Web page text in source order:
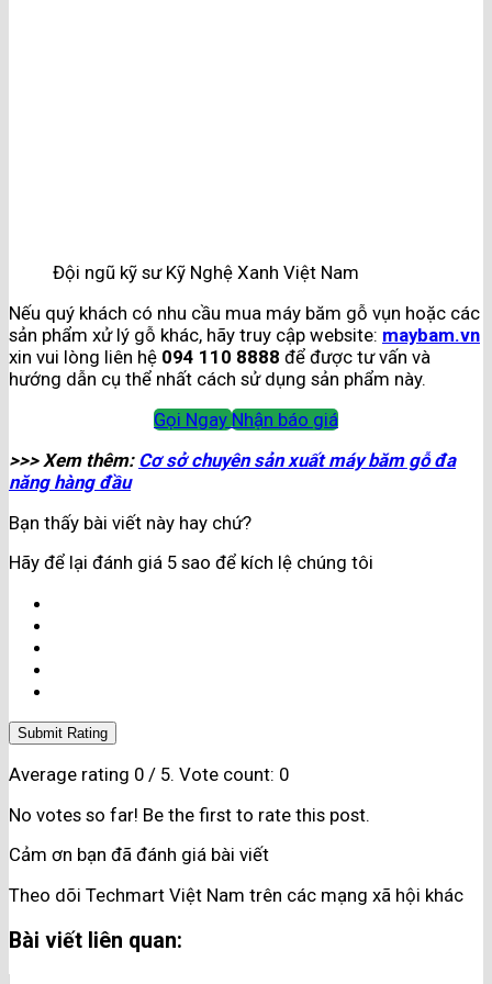
Đội ngũ kỹ sư Kỹ Nghệ Xanh Việt Nam
Nếu quý khách có nhu cầu mua máy băm gỗ vụn hoặc các
sản phẩm xử lý gỗ khác, hãy truy cập website: maybam.vn
xin vui lòng liên hệ 094 110 8888 để được tư vấn và
hướng dẫn cụ thể nhất cách sử dụng sản phẩm này.
Gọi Ngay Nhận báo giá
>>> Xem thêm: Cơ sở chuyên sản xuất máy băm gỗ đa
năng hàng đầu
Bạn thấy bài viết này hay chứ?
Hãy để lại đánh giá 5 sao để kích lệ chúng tôi
Submit Rating
Average rating 0 / 5. Vote count: 0
No votes so far! Be the first to rate this post.
Cảm ơn bạn đã đánh giá bài viết
Theo dõi Techmart Việt Nam trên các mạng xã hội khác
Bài viết liên quan: